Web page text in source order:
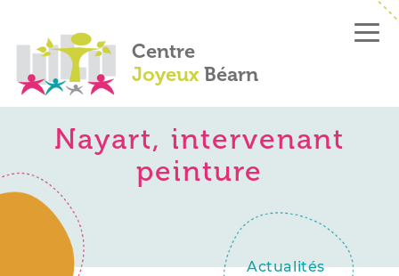
Centre
Joyeux Béarn
Actualités
Nayart, intervenant
peinture